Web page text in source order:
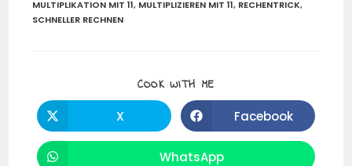
MULTIPLIKATION MIT 11, MULTIPLIZIEREN MIT 11, RECHENTRICK,
SCHNELLER RECHNEN
COOK WITH ME
X
Facebook
WhatsApp